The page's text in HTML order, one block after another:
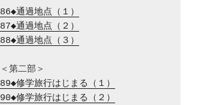
86◆通過地点（１）
87◆通過地点（２）
88◆通過地点（３）
89◆修学旅行はじまる（１）
90◆修学旅行はじまる（２）